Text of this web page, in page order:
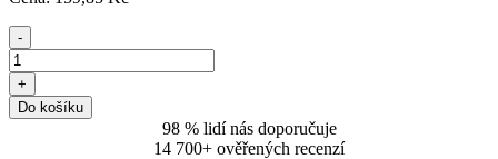
-
+
Do košíku
98 % lidí nás doporučuje
14 700+ ověřených recenzí